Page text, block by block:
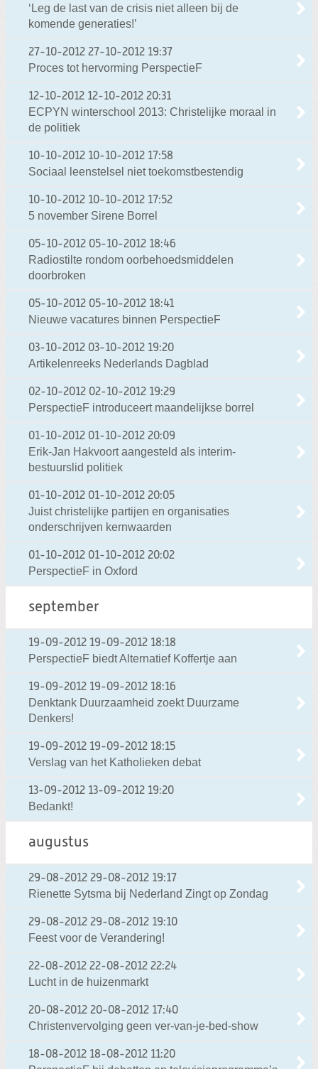
‘Leg de last van de crisis niet alleen bij de
komende generaties!’
27-10-2012 27-10-2012 19:37
Proces tot hervorming PerspectieF
12-10-2012 12-10-2012 20:31
ECPYN winterschool 2013: Christelijke moraal in
de politiek
10-10-2012 10-10-2012 17:58
Sociaal leenstelsel niet toekomstbestendig
10-10-2012 10-10-2012 17:52
5 november Sirene Borrel
05-10-2012 05-10-2012 18:46
Radiostilte rondom oorbehoedsmiddelen
doorbroken
05-10-2012 05-10-2012 18:41
Nieuwe vacatures binnen PerspectieF
03-10-2012 03-10-2012 19:20
Artikelenreeks Nederlands Dagblad
02-10-2012 02-10-2012 19:29
PerspectieF introduceert maandelijkse borrel
01-10-2012 01-10-2012 20:09
Erik-Jan Hakvoort aangesteld als interim-
bestuurslid politiek
01-10-2012 01-10-2012 20:05
Juist christelijke partijen en organisaties
onderschrijven kernwaarden
01-10-2012 01-10-2012 20:02
PerspectieF in Oxford
september
19-09-2012 19-09-2012 18:18
PerspectieF biedt Alternatief Koffertje aan
19-09-2012 19-09-2012 18:16
Denktank Duurzaamheid zoekt Duurzame
Denkers!
19-09-2012 19-09-2012 18:15
Verslag van het Katholieken debat
13-09-2012 13-09-2012 19:20
Bedankt!
augustus
29-08-2012 29-08-2012 19:17
Rienette Sytsma bij Nederland Zingt op Zondag
29-08-2012 29-08-2012 19:10
Feest voor de Verandering!
22-08-2012 22-08-2012 22:24
Lucht in de huizenmarkt
20-08-2012 20-08-2012 17:40
Christenvervolging geen ver-van-je-bed-show
18-08-2012 18-08-2012 11:20